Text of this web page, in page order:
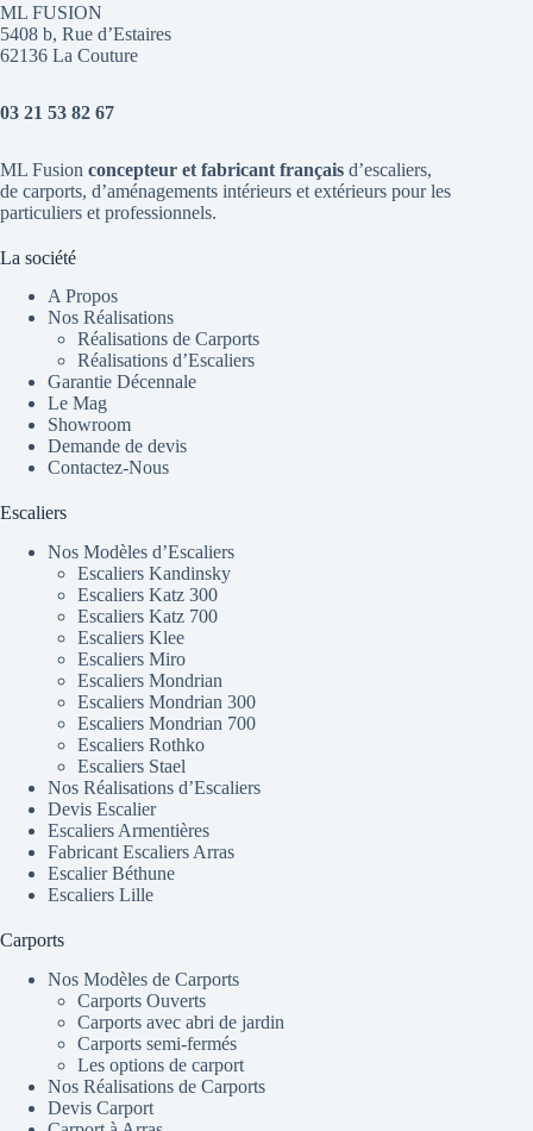
ML FUSION
5408 b, Rue d’Estaires
62136 La Couture
03 21 53 82 67
ML Fusion concepteur et fabricant français d’escaliers,
de carports, d’aménagements intérieurs et extérieurs pour les
particuliers et professionnels.
La société
A Propos
Nos Réalisations
Réalisations de Carports
Réalisations d’Escaliers
Garantie Décennale
Le Mag
Showroom
Demande de devis
Contactez-Nous
Escaliers
Nos Modèles d’Escaliers
Escaliers Kandinsky
Escaliers Katz 300
Escaliers Katz 700
Escaliers Klee
Escaliers Miro
Escaliers Mondrian
Escaliers Mondrian 300
Escaliers Mondrian 700
Escaliers Rothko
Escaliers Stael
Nos Réalisations d’Escaliers
Devis Escalier
Escaliers Armentières
Fabricant Escaliers Arras
Escalier Béthune
Escaliers Lille
Carports
Nos Modèles de Carports
Carports Ouverts
Carports avec abri de jardin
Carports semi-fermés
Les options de carport
Nos Réalisations de Carports
Devis Carport